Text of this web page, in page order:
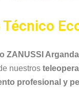
Técnico
ZANUSSI
nuestros
profesional y